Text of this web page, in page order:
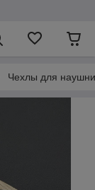
Чехлы для